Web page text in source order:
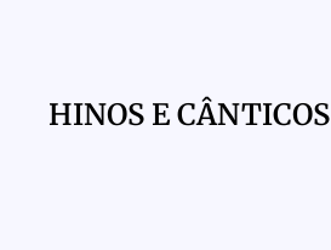
HINOS E CÂNTICOS